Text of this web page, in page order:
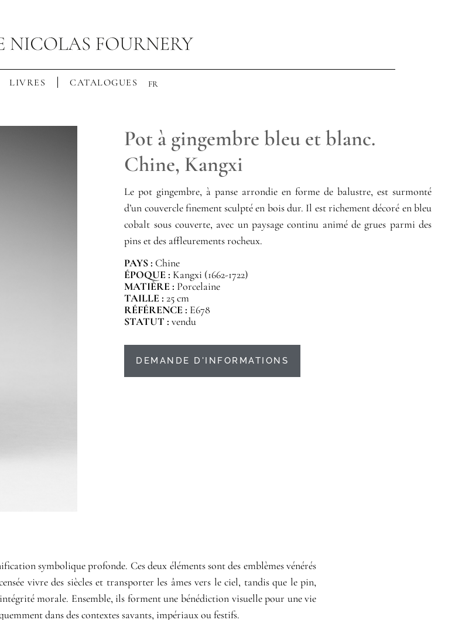
LIVRES CATALOGUES FR
Pot à gingembre bleu et blanc.
Chine, Kangxi
Le pot gingembre, à panse arrondie en forme de balustre, est surmonté
d’un couvercle finement sculpté en bois dur. Il est richement décoré en bleu
cobalt sous couverte, avec un paysage continu animé de grues parmi des
pins et des affleurements rocheux.
PAYS : Chine
ÉPOQUE : Kangxi (1662-1722)
MATIÈRE : Porcelaine
TAILLE :25 cm
RÉFÉRENCE : E678
STATUT :vendu
DEMANDE D'INFORMATIONS
symbolique profonde. Ces deux éléments sont des emblèmes vénérés
vivre des siècles et transporter les âmes vers le ciel, tandis que le pin,
morale. Ensemble, ils forment une bénédiction visuelle pour une vie
dans des contextes savants, impériaux ou festifs.